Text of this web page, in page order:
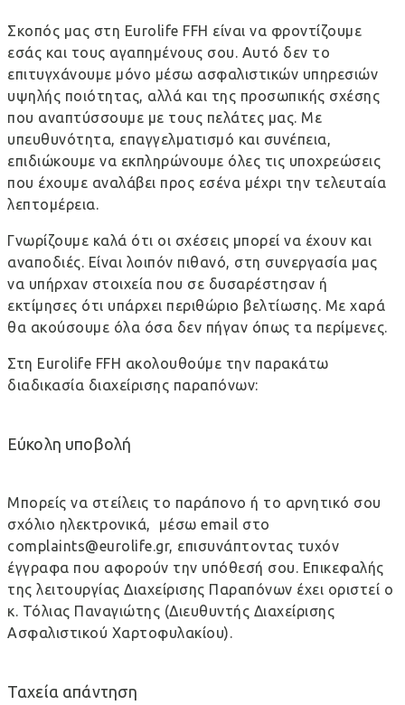
Σκοπός μας στη Eurolife FFH είναι να φροντίζουμε
εσάς και τους αγαπημένους σου. Αυτό δεν το
επιτυγχάνουμε μόνο μέσω ασφαλιστικών υπηρεσιών
υψηλής ποιότητας, αλλά και της προσωπικής σχέσης
που αναπτύσσουμε με τους πελάτες μας. Με
υπευθυνότητα, επαγγελματισμό και συνέπεια,
επιδιώκουμε να εκπληρώνουμε όλες τις υποχρεώσεις
που έχουμε αναλάβει προς εσένα μέχρι την τελευταία
λεπτομέρεια.
Γνωρίζουμε καλά ότι οι σχέσεις μπορεί να έχουν και
αναποδιές. Είναι λοιπόν πιθανό, στη συνεργασία μας
να υπήρχαν στοιχεία που σε δυσαρέστησαν ή
εκτίμησες ότι υπάρχει περιθώριο βελτίωσης. Με χαρά
θα ακούσουμε όλα όσα δεν πήγαν όπως τα περίμενες.
Στη Eurolife FFH ακολουθούμε την παρακάτω
διαδικασία διαχείρισης παραπόνων:
Εύκολη υποβολή
Μπορείς να στείλεις το παράπονο ή το αρνητικό σου
σχόλιο ηλεκτρονικά, μέσω email στο
complaints@eurolife.gr, επισυνάπτοντας τυχόν
έγγραφα που αφορούν την υπόθεσή σου. Επικεφαλής
της λειτουργίας Διαχείρισης Παραπόνων έχει οριστεί ο
κ. Τόλιας Παναγιώτης (Διευθυντής Διαχείρισης
Ασφαλιστικού Χαρτοφυλακίου).
Ταχεία απάντηση